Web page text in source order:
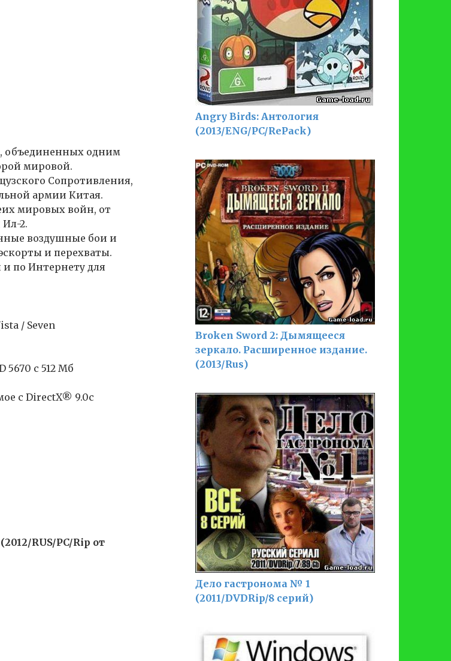
объединенных одним
мировой.
Сопротивления,
армии Китая.
мировых войн, от
Ил-2.
воздушные бои и
и перехваты.
и по Интернету для
/ Seven
5670 с 512 Мб
с DirectX® 9.0с
RUS/PC/Rip от
Angry Birds: Антология
(2013/ENG/PC/RePack)
Broken Sword 2: Дымящееся
зеркало. Расширенное издание.
(2013/Rus)
Дело гастронома № 1
(2011/DVDRip/8 серий)